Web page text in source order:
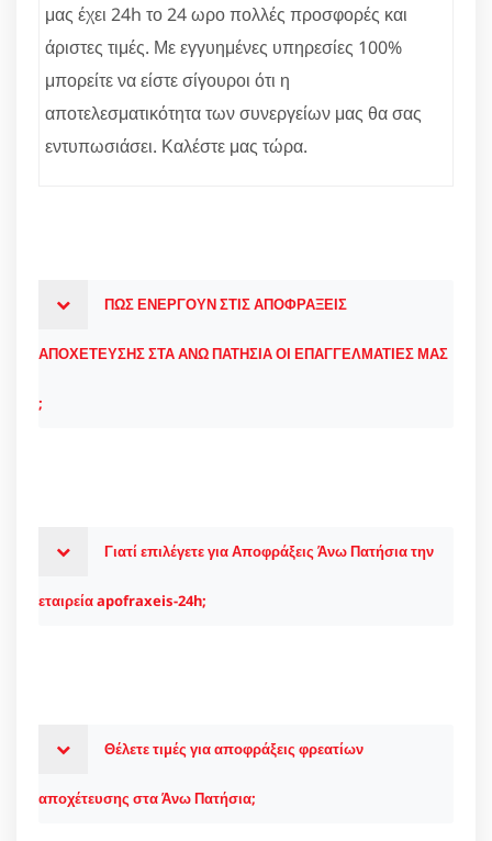
μας έχει 24h το 24 ωρο πολλές προσφορές και
άριστες τιμές. Με εγγυημένες υπηρεσίες 100%
μπορείτε να είστε σίγουροι ότι η
αποτελεσματικότητα των συνεργείων μας θα σας
εντυπωσιάσει. Καλέστε μας τώρα.
ΠΩΣ ΕΝΕΡΓΟΥΝ ΣΤΙΣ ΑΠΟΦΡΑΞΕΙΣ
ΑΠΟΧΕΤΕΥΣΗΣ ΣΤΑ ΑΝΩ ΠΑΤΗΣΙΑ ΟΙ ΕΠΑΓΓΕΛΜΑΤΙΕΣ ΜΑΣ
;
Γιατί επιλέγετε για Αποφράξεις Άνω Πατήσια την
εταιρεία apofraxeis-24h;
Θέλετε τιμές για αποφράξεις φρεατίων
αποχέτευσης στα Άνω Πατήσια;